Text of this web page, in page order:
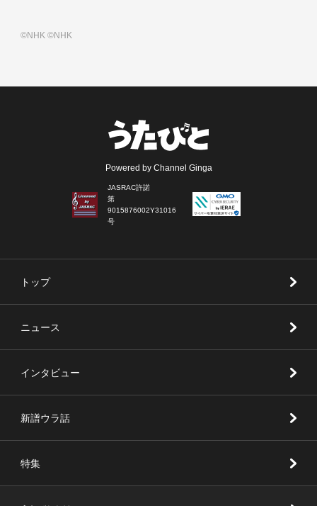
©NHK©NHK
Powered by Channel Ginga
JASRAC許諾
第
9015876002Y31016
号
トップ
ニュース
インタビュー
新譜ウラ話
特集